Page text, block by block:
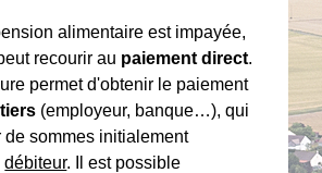
alimentaire est impayée,
recourir au paiement direct.
permet d'obtenir le paiement
(employeur, banque…), qui
de sommes initialement
débiteur. Il est possible